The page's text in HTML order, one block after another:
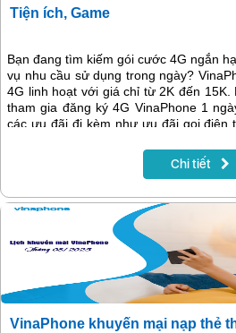
Tiện ích, Game
Bạn đang tìm kiếm gói cước 4G ngắn
vụ nhu cầu sử dụng trong ngày?
4G linh hoạt với giá chỉ từ 2K đến
tham gia đăng ký 4G VinaPhone 1
các ưu đãi đi kèm như ưu đãi gọi điện
Cùng tìm hiểu cách đăng ký và những
mang lại trong nội dung bài viết dưới đây!
Chi tiết
VinaPhone khuyến mại nạp thẻ